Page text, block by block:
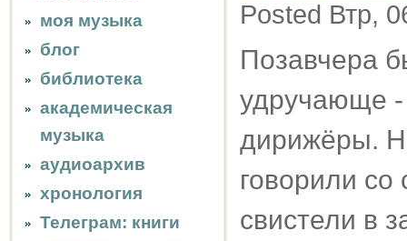
моя музыка
блог
библиотека
академическая
музыка
аудиоархив
хронология
Телеграм: книги
Posted Втр,
Позавчера
удручающе -
дирижёры.
говорили
свистели в